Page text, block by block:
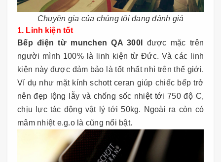
Chuyên gia của chúng tôi đang đánh giá
1. Linh kiện tốt
Bếp điện từ munchen QA 300I
được mặc trên
người mình 100% là linh kiện từ Đức. Và các linh
kiện này được đảm bảo là tốt nhất nhì trên thế giới.
Ví dụ như mặt kính schott ceran giúp chiếc bếp trở
nên đẹp lộng lẫy và chống sốc nhiệt tới 750 độ C,
chịu lực tác động vật lý tới 50kg. Ngoài ra còn có
mâm nhiệt e.g.o là cũng nổi bật.